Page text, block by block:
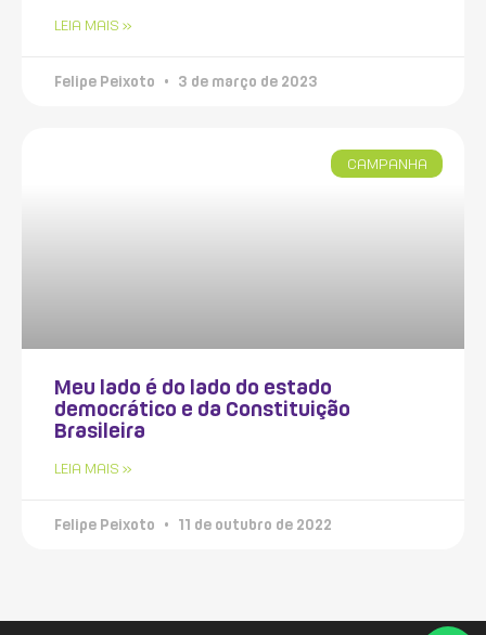
LEIA MAIS »
Felipe Peixoto 3 de março de 2023
CAMPANHA
Meu lado é do lado do estado
democrático e da Constituição
Brasileira
LEIA MAIS »
Felipe Peixoto 11 de outubro de 2022